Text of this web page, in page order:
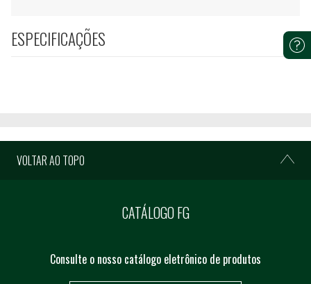
ESPECIFICAÇÕES
VOLTAR AO TOPO
CATÁLOGO FG
Consulte o nosso catálogo eletrônico de produtos